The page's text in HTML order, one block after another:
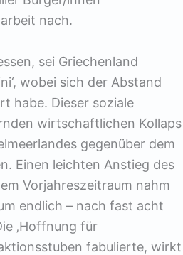
nach.
sei Griechenland
wobei sich der Abstand
habe. Dieser soziale
wirtschaftlichen Kollaps
gegenüber dem
Einen leichten Anstieg des
Vorjahreszeitraum nahm
endlich – nach fast acht
‚Hoffnung für
fabulierte, wirkt